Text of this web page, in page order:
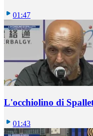
01:47
L'occhiolino di
01:43